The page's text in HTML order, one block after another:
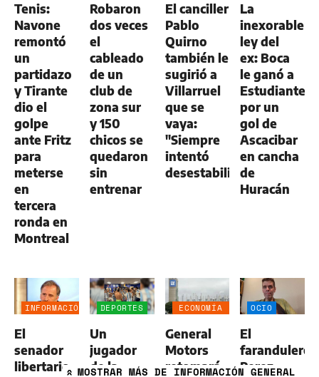
Tenis:
Navone
remontó
un
partidazo
y Tirante
dio el
golpe
ante Fritz
para
meterse
en
tercera
ronda en
Montreal
Robaron
dos veces
el
cableado
de un
club de
zona sur
y 150
chicos se
quedaron
sin
entrenar
El canciller
Pablo
Quirno
también le
sugirió a
Villarruel
que se
vaya:
"Siempre
intentó
desestabilizar"
La
inexorable
ley del
ex: Boca
le ganó a
Estudiantes
por un
gol de
Ascacibar
en cancha
de
Huracán
INFORMACIÓN
El
senador
libertario
DEPORTES
Un
jugador
de la
ECONOMÍA
AGRO
General
Motors
retomará
OCIO
El
farandulero
Perez
» MOSTRAR MÁS DE INFORMACIÓN GENERAL